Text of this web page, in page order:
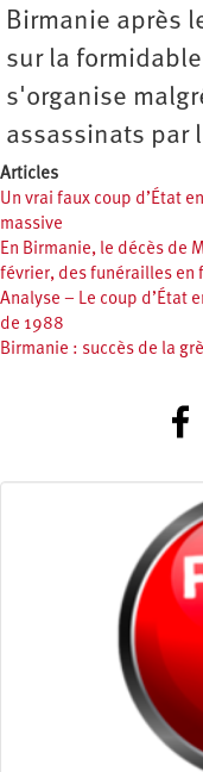
Birmanie après
sur la
s'organise
assassinats par
Articles
Un vrai faux coup d’État
massive
En Birmanie, le décès de
février, des funérailles en
Analyse – Le coup d’État
de 1988
Birmanie : succès de la